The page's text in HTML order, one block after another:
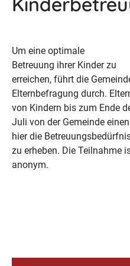
Um eine optimale
Betreuung ihrer Kinder zu
erreichen, führt die
Elternbefragung durch.
von Kindern bis zum Ende
Juli von der Gemeinde
hier die
zu erheben. Die Teilnahme
anonym.